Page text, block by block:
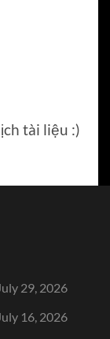
tài liệu :)
July 29, 2026
July 16, 2026